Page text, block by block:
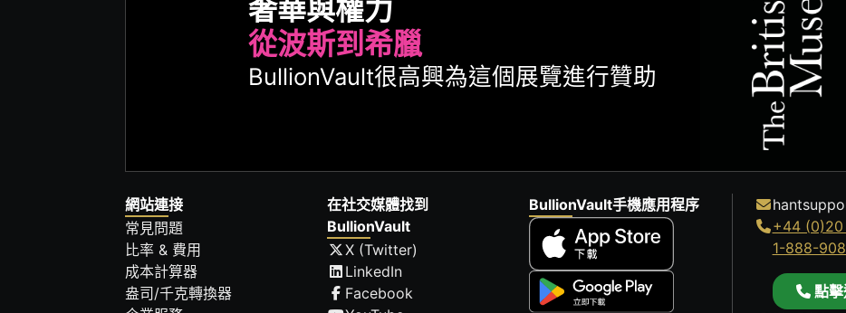
奢華與權力
從波斯到希臘
BullionVault很高興為這個展覽進行贊助
網站連接
常見問題
比率 & 費用
成本計算器
盎司/千克轉換器
在社交媒體找到
BullionVault
X (Twitter)
LinkedIn
Facebook
BullionVault手機應用程序
+44
1-888-
點擊